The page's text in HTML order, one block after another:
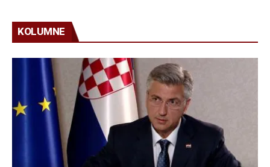
KOLUMNE